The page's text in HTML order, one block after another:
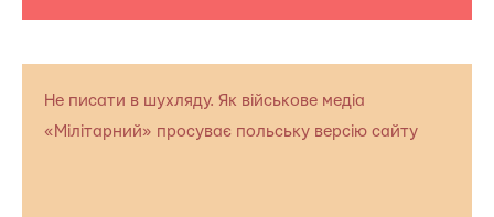
Не писати в шухляду. Як військове медіа
«Мілітарний» просуває польську версію сайту